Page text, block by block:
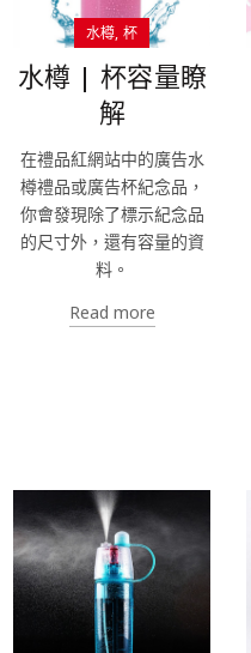
水樽 杯
水樽 | 杯容量瞭
解
在禮品紅網站中的廣告水
樽禮品或廣告杯紀念品，
你會發現除了標示紀念品
的尺寸外，還有容量的資
料。
Read more